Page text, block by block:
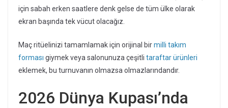
için sabah erken saatlere denk gelse de tüm ülke olarak
ekran başında tek vücut olacağız.
Maç ritüelinizi tamamlamak için orijinal birmilli takım
forması giymek veya salonunuza çeşitli taraftar ürünleri
eklemek, bu turnuvanın olmazsa olmazlarındandır.
2026 Dünya Kupası’nda